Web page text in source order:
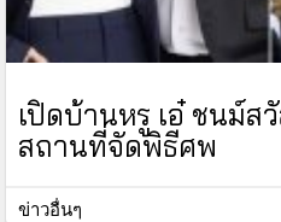
เปิดบ้านหรู เอ๋ ชนม์ส
สถานที่จัดพิธีศพ
ข่าวอื่นๆ